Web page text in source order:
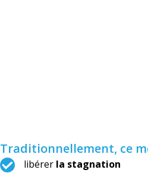
Traditionnellement, ce
libérer la stagnation